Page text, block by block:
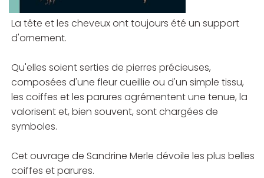
La tête et les cheveux ont toujours été un support
d'ornement.
Qu'elles soient serties de pierres précieuses,
composées d'une fleur cueillie ou d'un simple tissu,
les coiffes et les parures agrémentent une tenue, la
valorisent et, bien souvent, sont chargées de
symboles.
Cet ouvrage de Sandrine Merle dévoile les plus belles
coiffes et parures.